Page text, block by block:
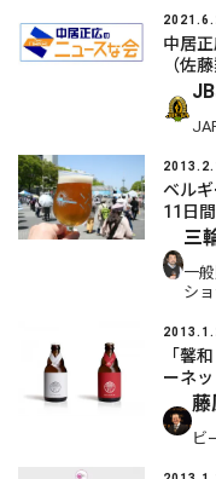
中居
（佐
ベル
11日
三
一
シ
「馨
ーネ
藤
ビ